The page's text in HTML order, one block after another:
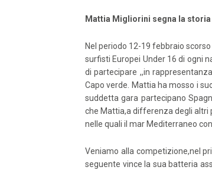
Mattia Migliorini segna la
Nel periodo 12-19 febbraio
surfisti Europei Under 16 di ogni
di partecipare ,,in
Capo verde. Mattia ha mosso i
suddetta gara partecipano
che Mattia,a differenza degli altri
nelle quali il mar Mediterraneo
Veniamo alla competizione,nel
seguente vince la sua batteria